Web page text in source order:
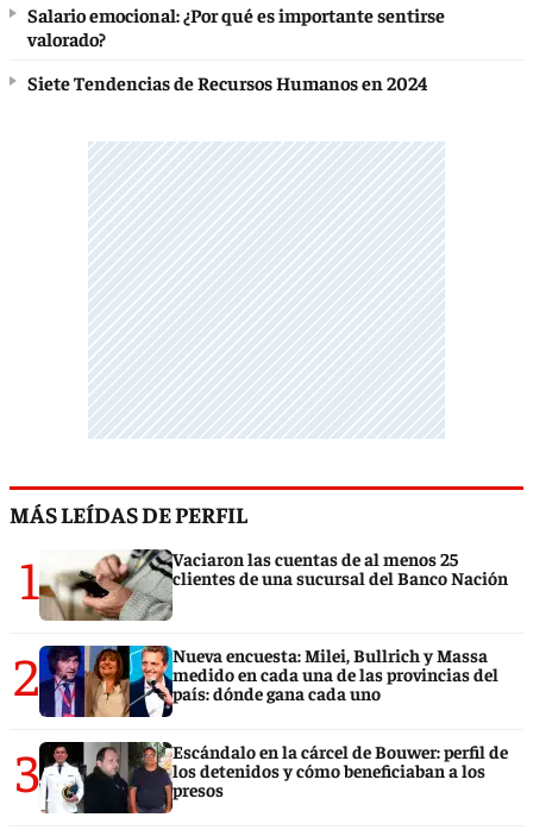
Salario emocional: ¿Por qué es importante sentirse
valorado?
Siete Tendencias de Recursos Humanos en 2024
MÁS LEÍDAS DE PERFIL
1
Vaciaron las cuentas de al menos 25
clientes de una sucursal del Banco Nación
2
Nueva encuesta: Milei, Bullrich y Massa
medido en cada una de las provincias del
país: dónde gana cada uno
3
Escándalo en la cárcel de Bouwer: perfil de
los detenidos y cómo beneficiaban a los
presos